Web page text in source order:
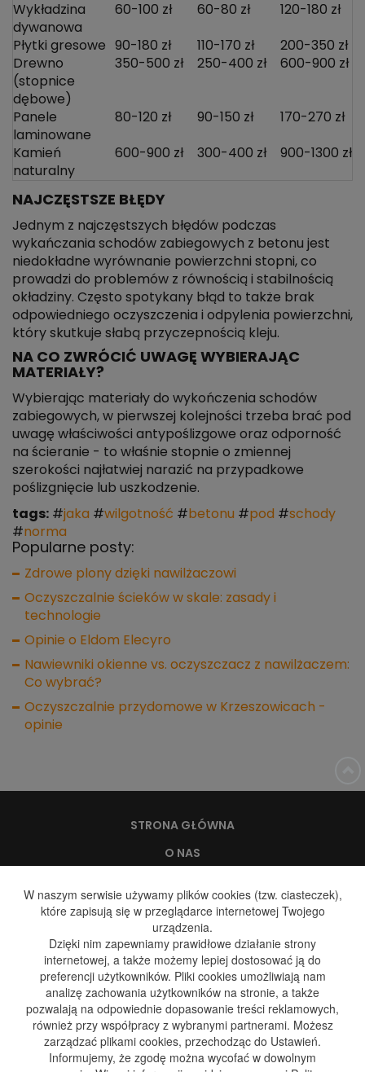
Wykładzina
dywanowa
60-100 zł 60-80 zł 120-180 zł
Płytki gresowe 90-180 zł 110-170 zł
200-350 zł
Drewno
(stopnice
dębowe)
350-500 zł 250-400 zł 600-900 zł
Panele
laminowane
80-120 zł 90-150 zł 170-270 zł
Kamień
naturalny
600-900 zł 300-400 zł 900-1300 zł
NAJCZĘSTSZE BŁĘDY
Jednym z najczęstszych błędów podczas
wykańczania schodów zabiegowych z betonu jest
niedokładne wyrównanie powierzchni stopni, co
prowadzi do problemów z równością i stabilnością
okładziny. Często spotykany błąd to także brak
odpowiedniego oczyszczenia i odpylenia powierzchni,
który skutkuje słabą przyczepnością kleju.
NA CO ZWRÓCIĆ UWAGĘ WYBIERAJĄC
MATERIAŁY?
Wybierając materiały do wykończenia schodów
zabiegowych, w pierwszej kolejności trzeba brać pod
uwagę właściwości antypoślizgowe oraz odporność
na ścieranie - to właśnie stopnie o zmiennej
szerokości najłatwiej narazić na przypadkowe
poślizgnięcie lub uszkodzenie.
tags: #jaka #wilgotność # betonu #pod #schody
#norma
Popularne posty:
Zdrowe plony dzięki nawilżaczowi
Oczyszczalnie ścieków w skale: zasady i
technologie
Opinie o Eldom Elecyro
Nawiewniki okienne vs. oczyszczacz z nawilżaczem:
Co wybrać?
Oczyszczalnie przydomowe w Krzeszowicach -
opinie
STRONA GŁÓWNA
O NAS
DYSTRYBUCJA WODY
DYSTRYBUCJA GAZU
GALERIA
BLOG
KONTAKT
W naszym serwisie używamy plików cookies (tzw. ciasteczek),
które zapisują się w przeglądarce internetowej Twojego
urządzenia.
Dzięki nim zapewniamy prawidłowe działanie strony
internetowej, a także możemy lepiej dostosować ją do
preferencji użytkowników. Pliki cookies umożliwiają nam
analizę zachowania użytkowników na stronie, a także
pozwalają na odpowiednie dopasowanie treści reklamowych,
również przy współpracy z wybranymi partnerami. Możesz
zarządzać plikami cookies, przechodząc do Ustawień.
Informujemy, że zgodę można wycofać w dowolnym